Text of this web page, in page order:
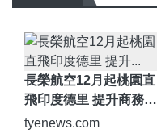
長榮航空12月起桃園直
飛印度德里 提升商務及
旅遊便利性 -
tyenews.com